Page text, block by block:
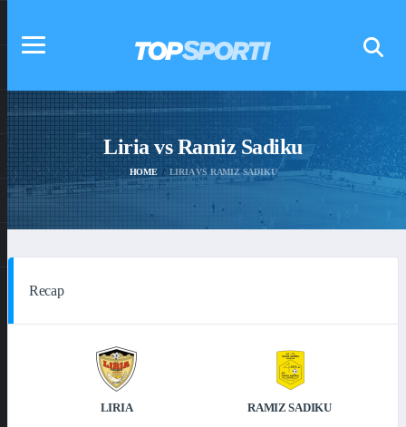
Liria vs Ramiz Sadiku
HOME LIRIA VS RAMIZ SADIKU
Recap
LIRIA RAMIZ SADIKU